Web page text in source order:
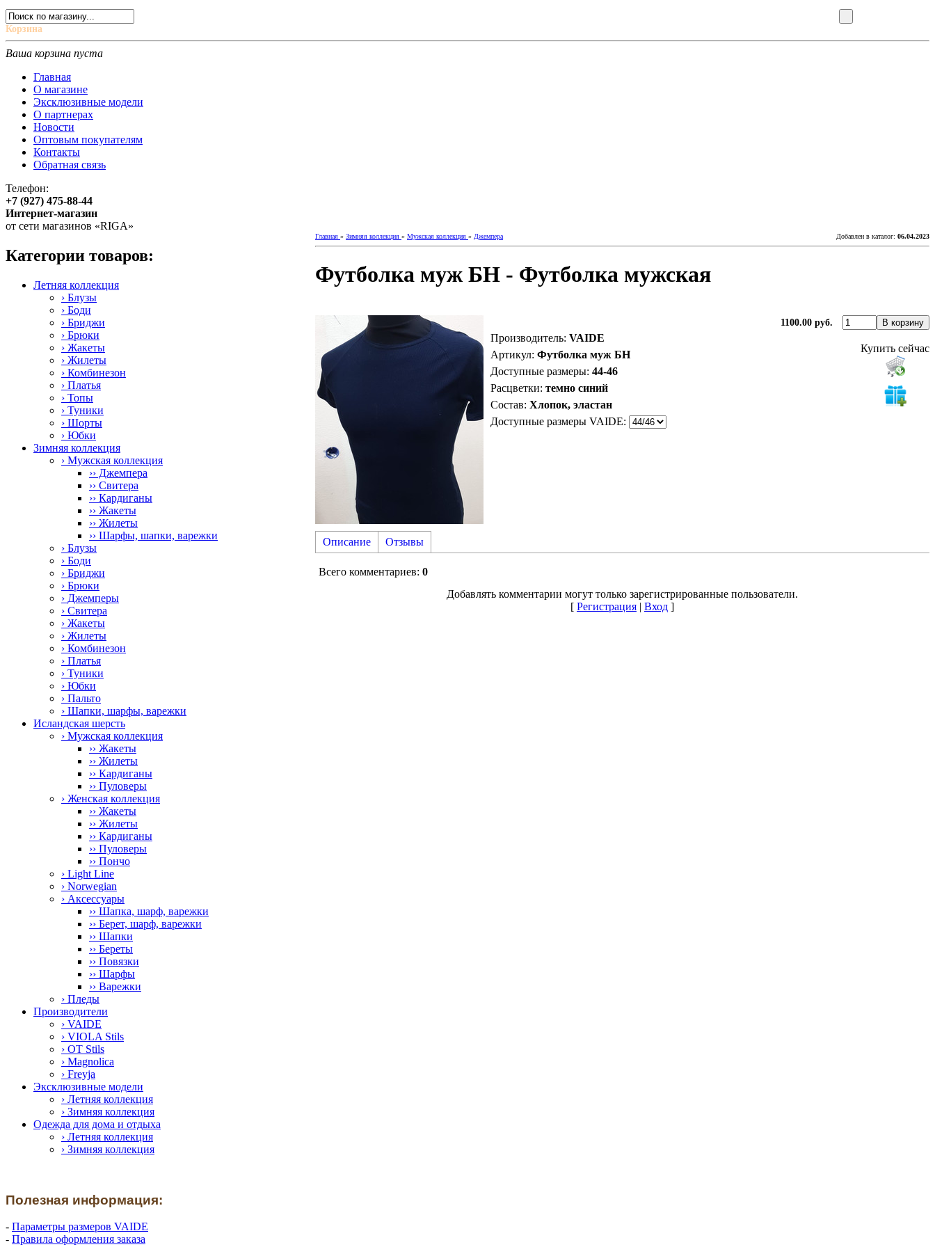
Корзина
Ваша корзина пуста
Главная
О магазине
Эксклюзивные модели
О партнерах
Новости
Оптовым покупателям
Контакты
Обратная связь
Телефон:
+7 (927) 475-88-44
Интернет-магазин
от сети магазинов «RIGA»
Категории товаров:
Летняя коллекция
› Блузы
› Боди
› Бриджи
› Брюки
› Жакеты
› Жилеты
› Комбинезон
› Платья
› Топы
› Туники
› Шорты
› Юбки
Зимняя коллекция
› Мужская коллекция
›› Джемпера
›› Свитера
›› Кардиганы
›› Жакеты
›› Жилеты
›› Шарфы, шапки, варежки
› Блузы
› Боди
› Бриджи
› Брюки
› Джемперы
› Свитера
› Жакеты
› Жилеты
› Комбинезон
› Платья
› Туники
› Юбки
› Пальто
› Шапки, шарфы, варежки
Исландская шерсть
› Мужская коллекция
›› Жакеты
›› Жилеты
›› Кардиганы
›› Пуловеры
› Женская коллекция
›› Жакеты
›› Жилеты
›› Кардиганы
›› Пуловеры
›› Пончо
› Light Line
› Norwegian
› Аксессуары
›› Шапка, шарф, варежки
›› Берет, шарф, варежки
›› Шапки
›› Береты
›› Повязки
›› Шарфы
›› Варежки
› Пледы
Производители
› VAIDE
› VIOLA Stils
› OT Stils
› Magnolica
› Freyja
Эксклюзивные модели
› Летняя коллекция
› Зимняя коллекция
Одежда для дома и отдыха
› Летняя коллекция
› Зимняя коллекция
Полезная информация:
- Параметры размеров VAIDE
- Правила оформления заказа
Главная » Зимняя коллекция » Мужская коллекция » Джемпера Добавлен в каталог: 06.04.2023
Футболка муж БН - Футболка мужская
1100.00 руб.
Производитель: VAIDE
Артикул: Футболка муж БН
Доступные размеры: 44-46
Расцветки: темно синий
Состав: Хлопок, эластан
Доступные размеры VAIDE:
Купить сейчас
Описание Отзывы
Всего комментариев: 0
Добавлять комментарии могут только зарегистрированные пользователи.
[ Регистрация | Вход ]